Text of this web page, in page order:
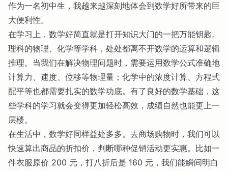
作为一名初中生，我越来越深刻地体会到数学好所带来的巨
大便利性。
在学习上，数学好简直就是打开知识大门的一把万能钥匙。
理科的物理、化学等学科，处处都离不开数学的运算和逻辑
推理。当我们在解决物理问题时，需要运用数学公式准确地
计算力、速度、位移等物理量；化学中的浓度计算、方程式
配平等也都需要扎实的数学功底。有了良好的数学基础，这
些学科的学习就会变得更加轻松高效，成绩自然也能更上一
层楼。
在生活中，数学好同样益处多多。去商场购物时，我们可以
快速算出商品的折扣价，判断哪种促销活动更实惠。比如一
件衣服原价 200 元，打八折后是 160 元，我们能瞬间明白